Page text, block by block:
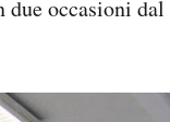
due occasioni dal